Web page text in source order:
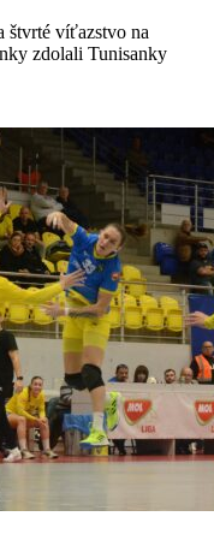
štvrté víťazstvo na
zdolali Tunisanky